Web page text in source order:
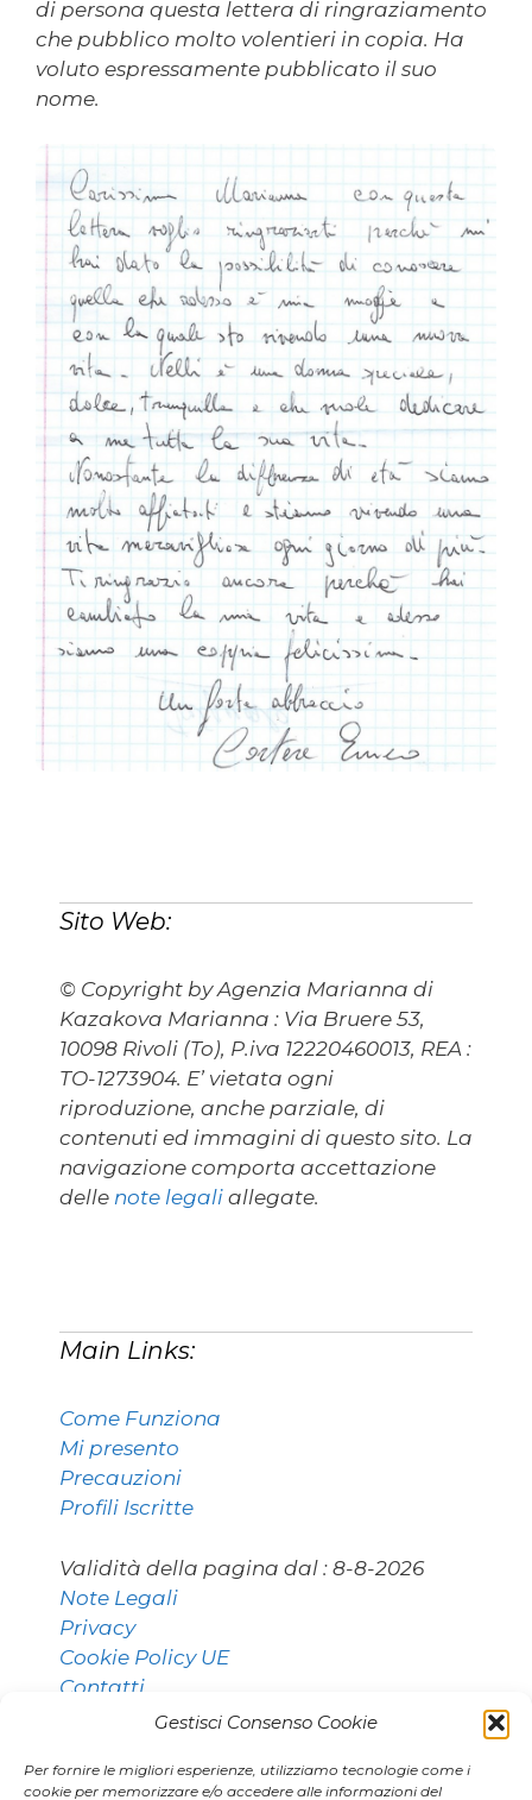
Gestisci Consenso Cookie
Per fornire le migliori esperienze, utilizziamo tecnologie come i
cookie per memorizzare e/o accedere alle informazioni del
di persona questa lettera di ringraziamento
che pubblico molto volentieri in copia. Ha
voluto espressamente pubblicato il suo
nome.
Sito Web:
© Copyright by Agenzia Marianna di
Kazakova Marianna : Via Bruere 53,
10098 Rivoli (To), P.iva 12220460013, REA :
TO-1273904. E’ vietata ogni
riproduzione, anche parziale, di
contenuti ed immagini di questo sito. La
navigazione comporta accettazione
delle note legali allegate.
Main Links:
Come Funziona
Mi presento
Precauzioni
Profili Iscritte
Validità della pagina dal : 8-8-2026
Note Legali
Privacy
Cookie Policy UE
Contatti
Contatti: